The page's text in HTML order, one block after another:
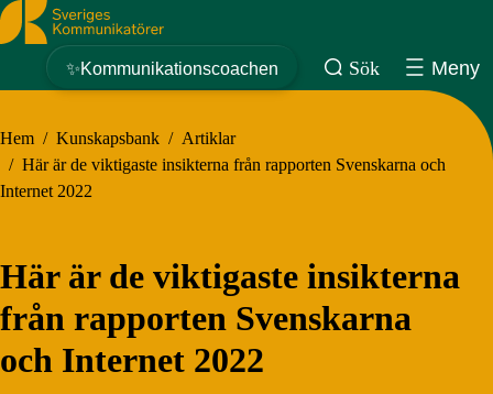
Sveriges Kommunikatörer
✨Kommunikationscoachen Sök Meny
Hem / Kunskapsbank / Artiklar
/ Här är de viktigaste insikterna från rapporten Svenskarna och
Internet 2022
Här är de viktigaste insikterna
från rapporten Svenskarna
och Internet 2022